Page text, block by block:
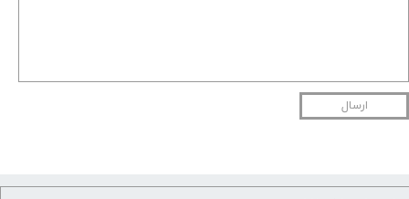
ارسال